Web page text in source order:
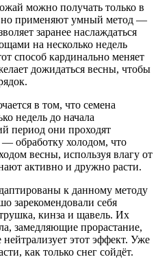
можно получать только в
применяют умный метод —
заранее наслаждаться
на несколько недель
способ кардинально меняет
дожидаться весны, чтобы
в том, что семена
недель до начала
период они проходят
обработку холодом, что
весны, используя влагу от
активно и дружно расти.
к данному методу
зарекомендовали себя
кинза и щавель. Их
замедляющие прорастание,
этот эффект. Уже
как только снег сойдёт.